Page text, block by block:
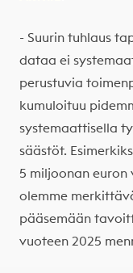
- Suurin tuhlaus
dataa ei
perustuvia
kumuloituu
systemaattisella
säästöt.
5 miljoonan
olemme
pääsemään
vuoteen 2025